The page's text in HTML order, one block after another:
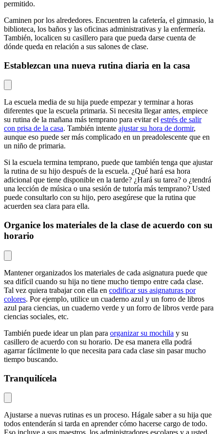
permitido.
Caminen por los alrededores. Encuentren la cafetería, el gimnasio, la
biblioteca, los baños y las oficinas administrativas y la enfermería.
También, localicen su casillero para que pueda darse cuenta de
dónde queda en relación a sus salones de clase.
Establezcan una nueva rutina diaria en la casa
La escuela media de su hija puede empezar y terminar a horas
diferentes que la escuela primaria. Si necesita llegar antes, empiece
su rutina de la mañana más temprano para evitar el estrés de salir
con prisa de la casa. También intente ajustar su hora de dormir,
aunque eso puede ser más complicado en un preadolescente que en
un niño de primaria.
Si la escuela termina temprano, puede que también tenga que ajustar
la rutina de su hijo después de la escuela. ¿Qué hará esa hora
adicional que tiene disponible en la tarde? ¿Hará su tarea? o ¿tendrá
una lección de música o una sesión de tutoría más temprano? Usted
puede consultarlo con su hijo, pero asegúrese que la rutina que
acuerden sea clara para ella.
Organice los materiales de la clase de acuerdo con su
horario
Mantener organizados los materiales de cada asignatura puede que
sea difícil cuando su hija no tiene mucho tiempo entre cada clase.
Tal vez quiera trabajar con ella en codificar sus asignaturas por
colores. Por ejemplo, utilice un cuaderno azul y un forro de libros
azul para ciencias, un cuaderno verde y un forro de libros verde para
ciencias sociales, etc.
También puede idear un plan para organizar su mochila y su
casillero de acuerdo con su horario. De esa manera ella podrá
agarrar fácilmente lo que necesita para cada clase sin pasar mucho
tiempo buscando.
Tranquilícela
Ajustarse a nuevas rutinas es un proceso. Hágale saber a su hija que
todos entenderán si tarda en aprender cómo hacerse cargo de todo.